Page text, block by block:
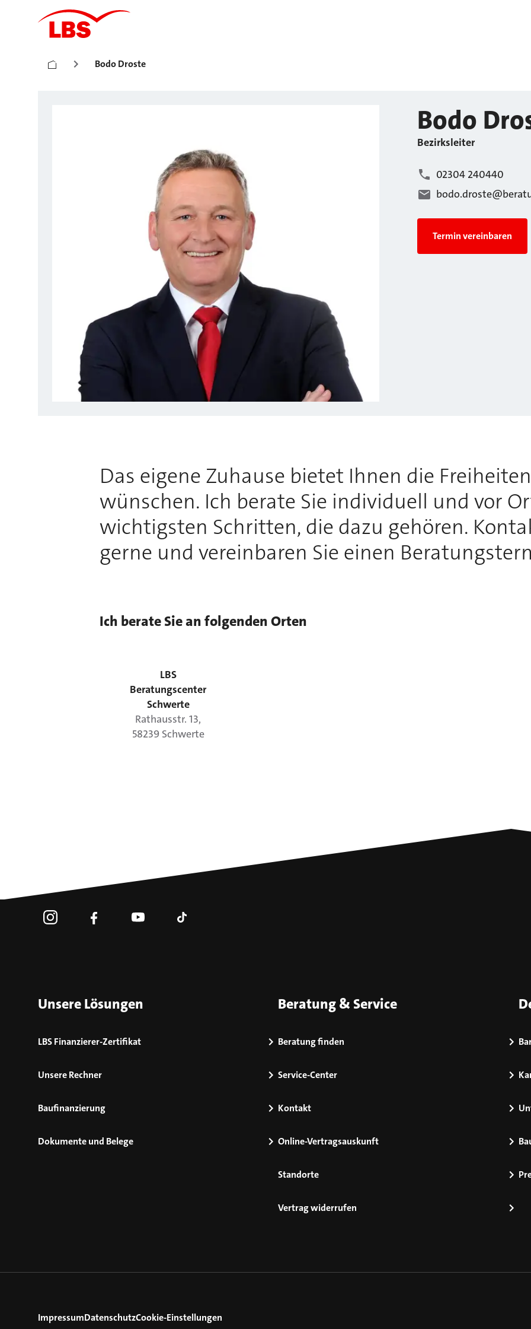
Bodo Droste
Bodo
Bezirksleiter
02304 240440
Termin vereinbaren
Das eigene Zuhause bietet Ihnen die
wünschen. Ich berate Sie individuell und vor
wichtigsten Schritten, die dazu gehören.
gerne und vereinbaren Sie einen
Ich berate Sie an folgenden Orten
LBS
Beratungscenter
Schwerte
Rathausstr. 13,
58239 Schwerte
Unsere Lösungen
LBS Finanzierer-Zertifikat
Unsere Rechner
Baufinanzierung
Dokumente und Belege
Beratung & Service
Beratung finden
Service-Center
Kontakt
Online-Vertragsauskunft
Standorte
Vertrag widerrufen
ImpressumDatenschutzCookie-Einstellungen